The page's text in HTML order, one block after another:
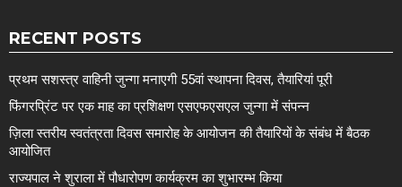
RECENT POSTS
प्रथम सशस्त्र वाहिनी जुन्गा मनाएगी 55वां स्थापना दिवस, तैयारियां पूरी
फिंगरप्रिंट पर एक माह का प्रशिक्षण एसएफएसएल जुन्गा में संपन्न
ज़िला स्तरीय स्वतंत्रता दिवस समारोह के आयोजन की तैयारियों के संबंध में बैठक
आयोजित
राज्यपाल ने शुराला में पौधारोपण कार्यक्रम का शुभारम्भ किया